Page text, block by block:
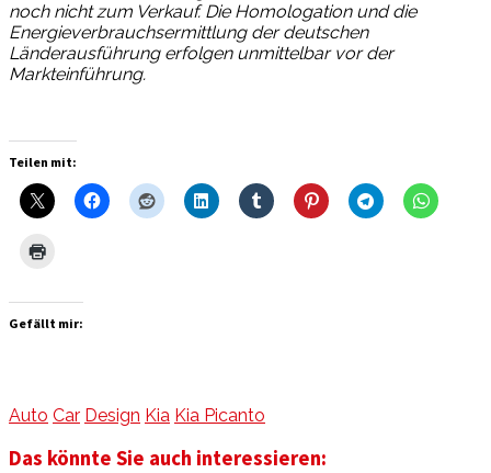
noch nicht zum Verkauf. Die Homologation und die
Energieverbrauchsermittlung der deutschen
Länderausführung erfolgen unmittelbar vor der
Markteinführung.
Teilen mit:
Gefällt mir:
Auto Car Design Kia Kia Picanto
Das könnte Sie auch interessieren: